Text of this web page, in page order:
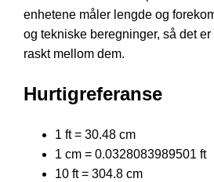
enhetene måler lengde og
og tekniske beregninger, så det
raskt mellom dem.
Hurtigreferanse
1 ft = 30.48 cm
1 cm = 0.0328083989501 ft
10 ft = 304.8 cm